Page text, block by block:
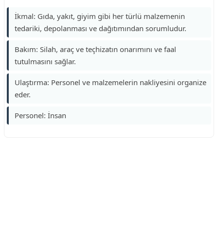
İkmal: Gıda, yakıt, giyim gibi her türlü malzemenin
tedariki, depolanması ve dağıtımından sorumludur.
Bakım: Silah, araç ve teçhizatın onarımını ve faal
tutulmasını sağlar.
Ulaştırma: Personel ve malzemelerin nakliyesini organize
eder.
Personel: İnsan